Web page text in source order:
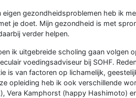
eigen gezondheidsproblemen heb ik
je doet. Mijn gezondheid is met
verder helpen.
ik uitgebreide scholing gaan volgen
voedingsadviseur bij SOHF.
is van factoren op lichamelijk,
opleiding heb ik ook verschillende
Vera Kamphorst (happy Hashimoto)